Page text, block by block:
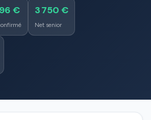
€ 3 750 €
Net senior